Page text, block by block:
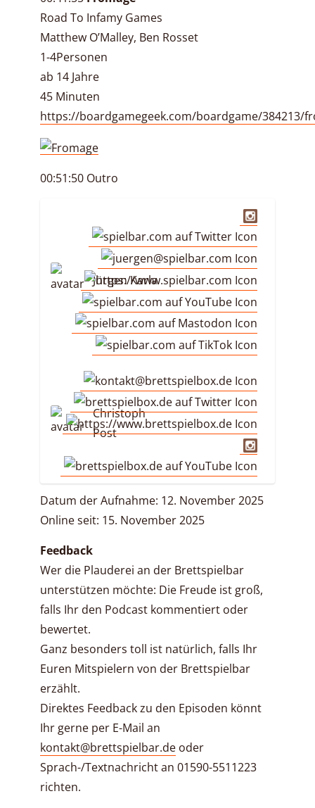
Road To Infamy Games
Matthew O’Malley, Ben Rosset
1-4Personen
ab 14 Jahre
45 Minuten
https://boardgamegeek.com/boardgame/384213/
00:51:50 Outro
Jürgen Karla
Christoph
Post
Datum der Aufnahme: 12. November 2025
Online seit: 15. November 2025
Feedback
Wer die Plauderei an der Brettspielbar
unterstützen möchte: Die Freude ist groß,
falls Ihr den Podcast kommentiert oder
bewertet.
Ganz besonders toll ist natürlich, falls Ihr
Euren Mitspielern von der Brettspielbar
erzählt.
Direktes Feedback zu den Episoden könnt
Ihr gerne per E-Mail an
kontakt@brettspielbar.de oder
Sprach-/Textnachricht an 01590-5511223
richten.